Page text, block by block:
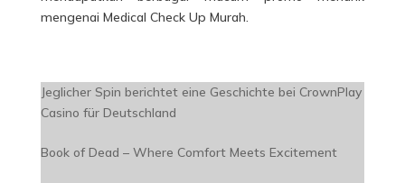
mengenai Medical Check Up Murah.
Jeglicher Spin berichtet eine Geschichte bei CrownPlay
Casino für Deutschland
Book of Dead – Where Comfort Meets Excitement